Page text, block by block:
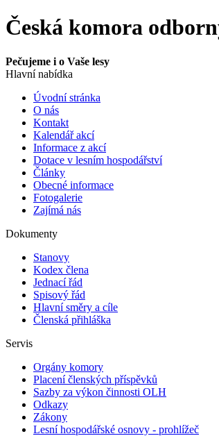
Česká komora
Pečujeme i o Vaše lesy
Hlavní nabídka
Úvodní stránka
O nás
Kontakt
Kalendář akcí
Informace z akcí
Dotace v lesním hospodářství
Články
Obecné informace
Fotogalerie
Zajímá nás
Dokumenty
Stanovy
Kodex člena
Jednací řád
Spisový řád
Hlavní směry a cíle
Členská přihláška
Servis
Orgány komory
Placení členských příspěvků
Sazby za výkon činnosti OLH
Odkazy
Zákony
Lesní hospodářské osnovy - prohlížeč